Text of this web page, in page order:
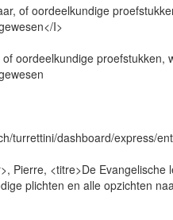
of oordeelkundige
I>
oordeelkundige
turrettini/dashboard/express/
Pierre, <titre>De
plichten en alle opzichten